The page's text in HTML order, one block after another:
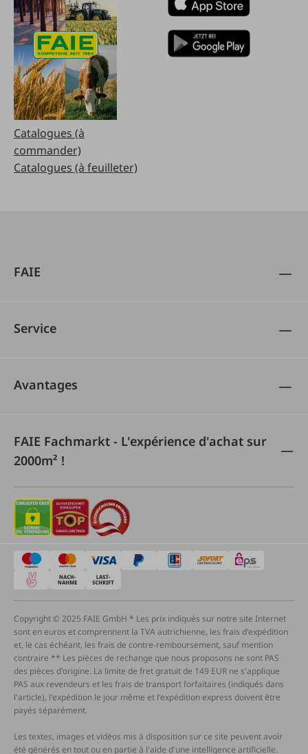
Catalogues (à
commander)
Catalogues (à feuilleter)
FAIE
Service
Avantages
FAIE Fachmarkt - L'expérience d'achat sur
2000m² !
Copyright © 2025 FAIE GmbH * Les prix indiqués sur notre site Internet
sont en euros et comprennent la TVA autrichienne, les frais d'expédition
et, le cas échéant, les frais de contre-remboursement, sauf mention
contraire ** Les pièces de rechange que nous proposons ne sont PAS
des pièces d'origine. La limite de fret gratuit de 149 EUR ne s'applique
PAS aux revendeurs et les frais de transport forfaitaires (indiqués dans
l'article), l'expédition le jour même et l'expédition express doivent être
payés séparément.
Les textes, images et vidéos mis à disposition sur ce site peuvent avoir
été générés en tout ou en partie à l'aide d'une intelligence artificielle.